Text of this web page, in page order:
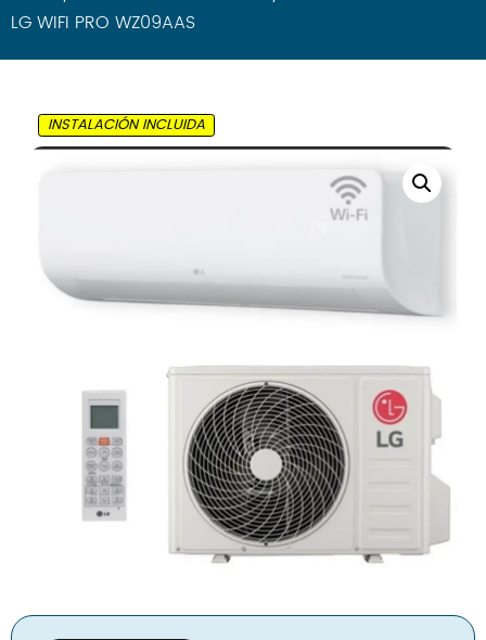
Hasta 2500
Hasta 3000
Hasta 4500
Hasta 6000
Tipo
Split 1×1
MultiSplit 2×1
Blog
Nosotros
LG WIFI PRO WZ09AAS
INSTALACIÓN INCLUIDA